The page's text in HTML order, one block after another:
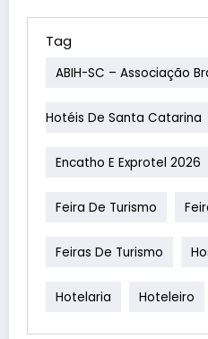
Tag
ABIH-SC – Associação
Hotéis De Santa Catarina
Encatho E Exprotel 2026
Feira De Turismo
Feiras De Turismo
Hotelaria Hoteleiro